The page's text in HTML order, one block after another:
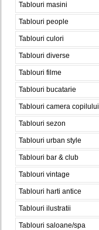
Tablouri masini
Tablouri people
Tablouri culori
Tablouri diverse
Tablouri filme
Tablouri bucatarie
Tablouri camera copilului
Tablouri sezon
Tablouri urban style
Tablouri bar & club
Tablouri vintage
Tablouri harti antice
Tablouri ilustratii
Tablouri saloane/spa